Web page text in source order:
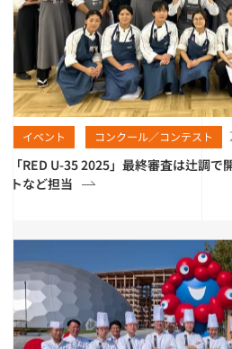
イベント コンクール／コンテスト
「RED U-35 2025」最終審査は辻調
トなど担当